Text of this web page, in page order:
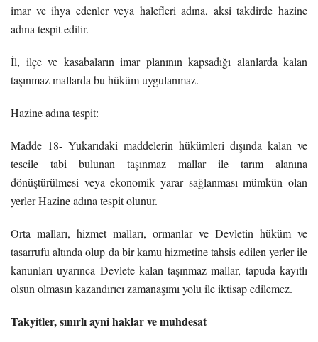
imar ve ihya edenler veya halefleri adına, aksi takdirde hazine
adına tespit edilir.
İl, ilçe ve kasabaların imar planının kapsadığı alanlarda kalan
taşınmaz mallarda bu hüküm uygulanmaz.
Hazine adına tespit:
Madde 18- Yukarıdaki maddelerin hükümleri dışında kalan ve
tescile tabi bulunan taşınmaz mallar ile tarım alanına
dönüştürülmesi veya ekonomik yarar sağlanması mümkün olan
yerler Hazine adına tespit olunur.
Orta malları, hizmet malları, ormanlar ve Devletin hüküm ve
tasarrufu altında olup da bir kamu hizmetine tahsis edilen yerler ile
kanunları uyarınca Devlete kalan taşınmaz mallar, tapuda kayıtlı
olsun olmasın kazandırıcı zamanaşımı yolu ile iktisap edilemez.
Takyitler, sınırlı ayni haklar ve muhdesat